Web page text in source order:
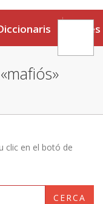
Eines
clic en el botó de
CERCA